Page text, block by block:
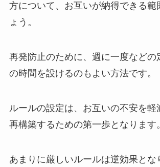
方について、お互いが納得できる範
ょう。
再発防止のために、週に一度などの
の時間を設けるのもよい方法です。
ルールの設定は、お互いの不安を軽
再構築するための第一歩となります。
あまりに厳しいルールは逆効果とな